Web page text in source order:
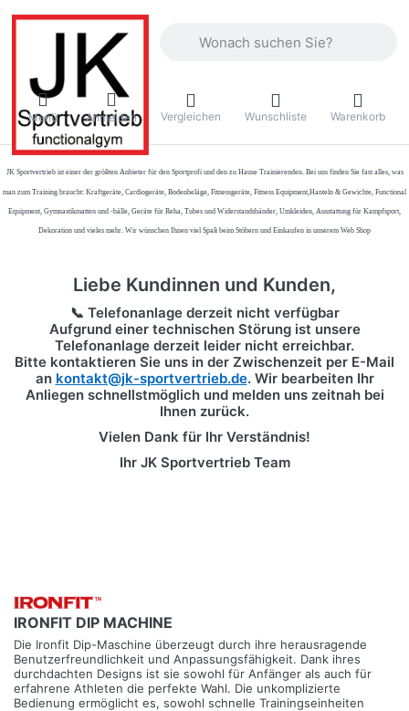
Menü Anmelden Vergleichen Wunschliste Warenkorb
JK Sportvertrieb ist einer der größten Anbieter für den Sportprofi und den zu Hause Trainierenden. Bei uns finden Sie fast alles, was
man zum Training braucht: Kraftgeräte, Cardiogeräte, Bodenbeläge, Fitnessgeräte, Fitness Equipment,Hanteln & Gewichte, Functional
Equipment, Gymnastikmatten und -bälle, Geräte für Reha, Tubes und Widerstandsbänder, Umkleiden, Ausstattung für Kampfsport,
Dekoration und vieles mehr. Wir wünschen Ihnen viel Spaß beim Stöbern und Einkaufen in unserem Web Shop
Liebe Kundinnen und Kunden,
📞 Telefonanlage derzeit nicht verfügbar
Aufgrund einer technischen Störung ist unsere
Telefonanlage derzeit leider nicht erreichbar.
Bitte kontaktieren Sie uns in der Zwischenzeit per E-Mail
an kontakt@jk-sportvertrieb.de. Wir bearbeiten Ihr
Anliegen schnellstmöglich und melden uns zeitnah bei
Ihnen zurück.
Vielen Dank für Ihr Verständnis!
Ihr JK Sportvertrieb Team
IRONFIT DIP MACHINE
Die Ironfit Dip-Maschine überzeugt durch ihre herausragende
Benutzerfreundlichkeit und Anpassungsfähigkeit. Dank ihres
durchdachten Designs ist sie sowohl für Anfänger als auch für
erfahrene Athleten die perfekte Wahl. Die unkomplizierte
Bedienung ermöglicht es, sowohl schnelle Trainingseinheiten